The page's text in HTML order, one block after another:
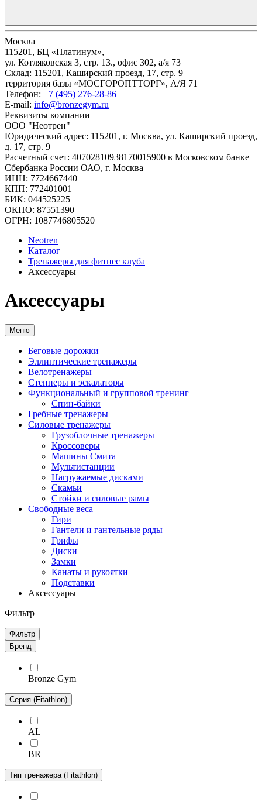
Москва
115201, БЦ «Платинум»,
ул. Котляковская 3, стр. 13., офис 302, а/я 73
Склад: 115201, Каширский проезд, 17, стр. 9
территория базы «МОСГОРОПТТОРГ», А/Я 71
Телефон: +7 (495) 276-28-86
E-mail: info@bronzegym.ru
Реквизиты компании
ООО "Неотрен"
Юридический адрес: 115201, г. Москва, ул. Каширский проезд,
д. 17, стр. 9
Расчетный счет: 40702810938170015900 в Московском банке
Сбербанка России ОАО, г. Москва
ИНН: 7724667440
КПП: 772401001
БИК: 044525225
ОКПО: 87551390
ОГРН: 1087746805520
Neotren
Каталог
Тренажеры для фитнес клуба
Аксессуары
Аксессуары
Меню
Беговые дорожки
Эллиптические тренажеры
Велотренажеры
Степперы и эскалаторы
Функциональный и групповой тренинг
Спин-байки
Гребные тренажеры
Силовые тренажеры
Грузоблочные тренажеры
Кроссоверы
Машины Смита
Мультистанции
Нагружаемые дисками
Скамьи
Стойки и силовые рамы
Свободные веса
Гири
Гантели и гантельные ряды
Грифы
Диски
Замки
Канаты и рукоятки
Подставки
Аксессуары
Фильтр
Фильтр
Бренд
Bronze Gym
Серия (Fitathlon)
AL
BR
Тип тренажера (Fitathlon)